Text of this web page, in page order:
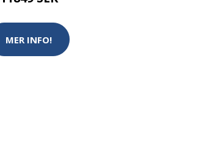
MER INFO!